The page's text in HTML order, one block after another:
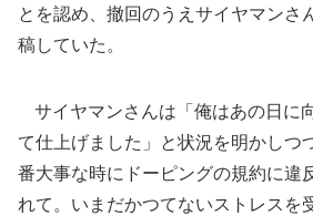
とを認め、撤回のうえサイヤマンさ
稿していた。
サイヤマンさんは「俺はあの日に
て仕上げました」と状況を明かしつ
番大事な時にドーピングの規約に違
れて。いまだかつてないストレスを